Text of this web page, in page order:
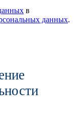
в
данных.